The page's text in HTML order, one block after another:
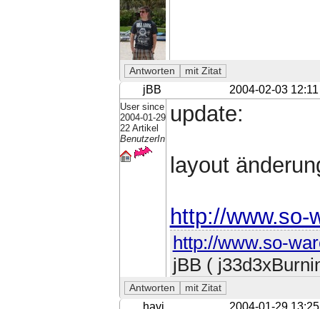
jBB 2004-02-03 12:11
User since
2004-01-29
22 Artikel
BenutzerIn
update:
layout
http://www.so-
http://www.so-
jBB (
havi 2004-01-29 13:25